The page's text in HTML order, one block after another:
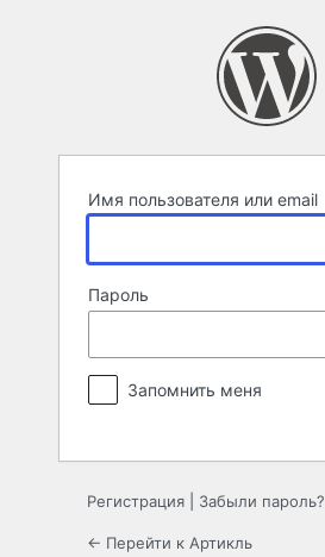
Имя пользователя или email
Пароль
Запомнить меня
Регистрация Забыли пароль?
← Перейти к Артикль